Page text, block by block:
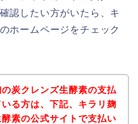
認したい方がいたら、キ
ホームページをチェック
炭クレンズ生酵素の支払
る方は、下記、キラリ麹
素の公式サイトで支払い